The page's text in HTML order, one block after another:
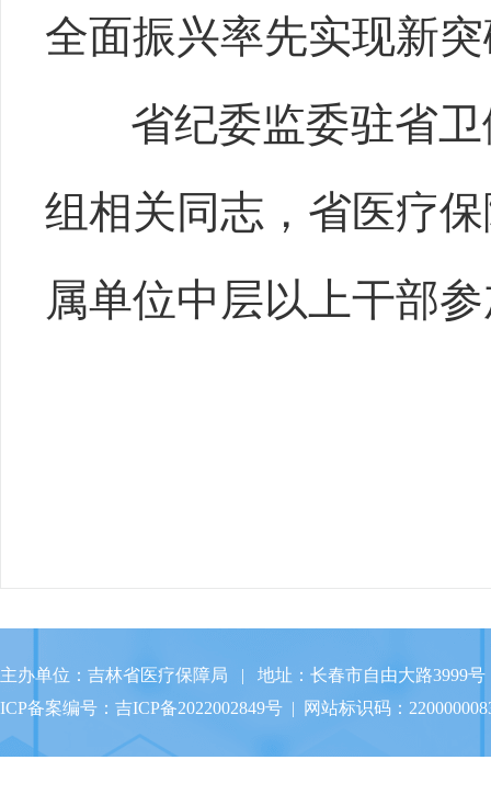
全面振兴率先实现新
省纪委监委驻省
组相关同志，省医疗
属单位中层以上干部
主办单位：吉林省医疗保障局 | 地址：长春市自由大路
ICP备案编号： 吉ICP备2022002849号 | 网站标识码：